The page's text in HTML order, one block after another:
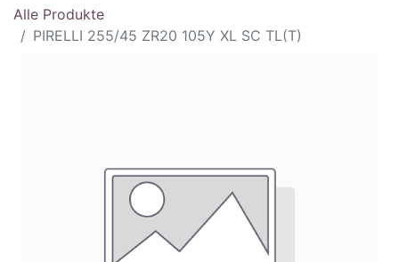
Alle Produkte
PIRELLI 255/45 ZR20 105Y XL SC TL(T)